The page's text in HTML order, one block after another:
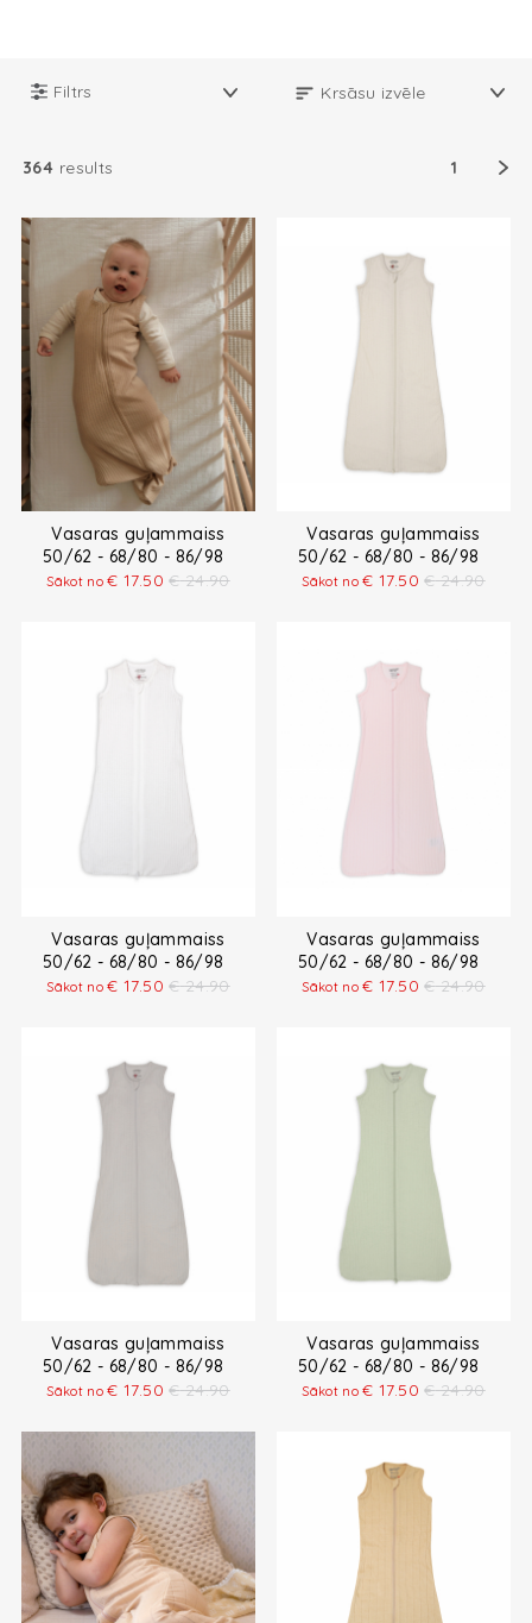
Filtrs
364 results 1
Vasaras guļammaiss
50/62 - 68/80 - 86/98
Sākot no€ 17.50 € 24.90
Vasaras guļammaiss
50/62 - 68/80 - 86/98
Sākot no€ 17.50 € 24.90
Vasaras guļammaiss
50/62 - 68/80 - 86/98
Sākot no€ 17.50 € 24.90
Vasaras guļammaiss
50/62 - 68/80 - 86/98
Sākot no€ 17.50 € 24.90
Vasaras guļammaiss
50/62 - 68/80 - 86/98
Sākot no€ 17.50 € 24.90
Vasaras guļammaiss
50/62 - 68/80 - 86/98
Sākot no€ 17.50 € 24.90